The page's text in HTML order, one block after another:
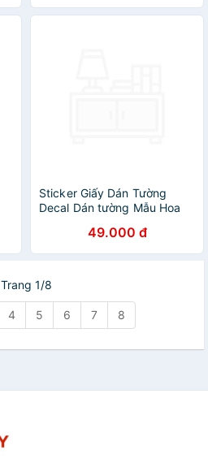
Sticker Giấy Dán Tường
Decal Dán tường Mẫu Hoa
49.000 đ
Trang 1/8
4 5 6 7 8